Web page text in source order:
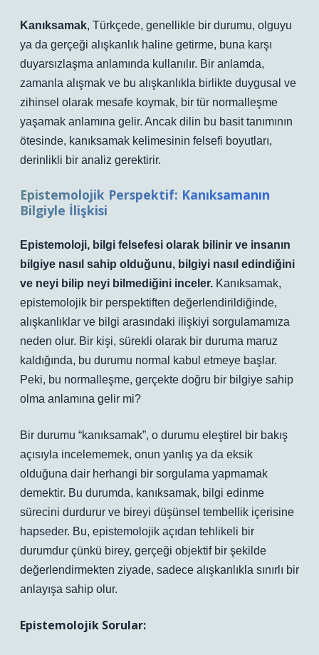
Kanıksamak, Türkçede, genellikle bir durumu, olguyu
ya da gerçeği alışkanlık haline getirme, buna karşı
duyarsızlaşma anlamında kullanılır. Bir anlamda,
zamanla alışmak ve bu alışkanlıkla birlikte duygusal ve
zihinsel olarak mesafe koymak, bir tür normalleşme
yaşamak anlamına gelir. Ancak dilin bu basit tanımının
ötesinde, kanıksamak kelimesinin felsefi boyutları,
derinlikli bir analiz gerektirir.
Epistemolojik Perspektif: Kanıksamanın
Bilgiyle İlişkisi
Epistemoloji, bilgi felsefesi olarak bilinir ve insanın
bilgiye nasıl sahip olduğunu, bilgiyi nasıl edindiğini
ve neyi bilip neyi bilmediğini inceler. Kanıksamak,
epistemolojik bir perspektiften değerlendirildiğinde,
alışkanlıklar ve bilgi arasındaki ilişkiyi sorgulamamıza
neden olur. Bir kişi, sürekli olarak bir duruma maruz
kaldığında, bu durumu normal kabul etmeye başlar.
Peki, bu normalleşme, gerçekte doğru bir bilgiye sahip
olma anlamına gelir mi?
Bir durumu “kanıksamak”, o durumu eleştirel bir bakış
açısıyla incelememek, onun yanlış ya da eksik
olduğuna dair herhangi bir sorgulama yapmamak
demektir. Bu durumda, kanıksamak, bilgi edinme
sürecini durdurur ve bireyi düşünsel tembellik içerisine
hapseder. Bu, epistemolojik açıdan tehlikeli bir
durumdur çünkü birey, gerçeği objektif bir şekilde
değerlendirmekten ziyade, sadece alışkanlıkla sınırlı bir
anlayışa sahip olur.
Epistemolojik Sorular: